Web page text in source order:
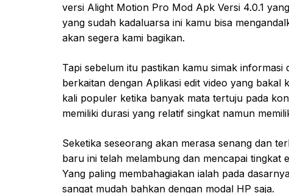
versi Alight Motion Pro Mod Apk Versi 4.0.1
yang sudah kadaluarsa ini kamu bisa
akan segera kami bagikan.
Tapi sebelum itu pastikan kamu simak
berkaitan dengan Aplikasi edit video yang
kali populer ketika banyak mata tertuju pada
memiliki durasi yang relatif singkat namun
Seketika seseorang akan merasa senang dan
baru ini telah melambung dan mencapai tingkat
Yang paling membahagiakan ialah pada
sangat mudah bahkan dengan modal HP saja.